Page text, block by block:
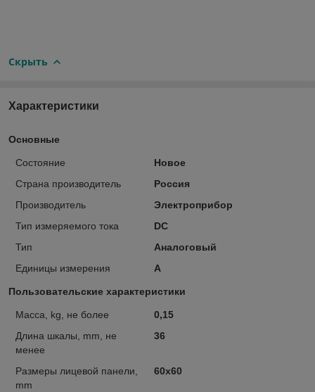
Скрыть
Характеристики
Основные
Состояние
Новое
Страна производитель
Россия
Производитель
Электроприбор
Тип измеряемого тока
DC
Тип
Аналоговый
Единицы измерения
А
Пользовательские характеристики
Масса, kg, не более
0,15
Длина шкалы, mm, не
менее
36
Размеры лицевой панели,
mm
60х60